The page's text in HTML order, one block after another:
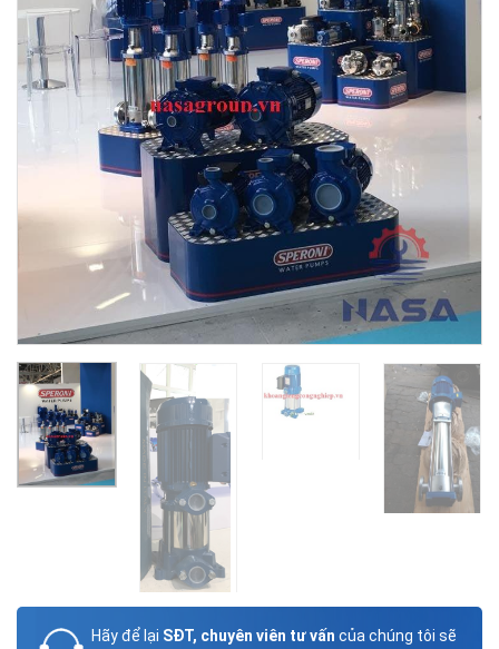
Hãy để lại SĐT, chuyên viên tư vấn của chúng tôi sẽ